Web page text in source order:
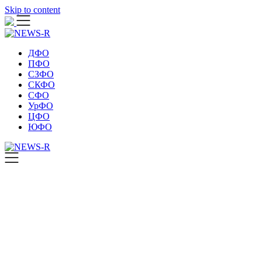
Skip to content
ДФО
ПФО
СЗФО
СКФО
СФО
УрФО
ЦФО
ЮФО